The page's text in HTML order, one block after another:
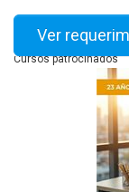
Ver
Cursos patrocinados